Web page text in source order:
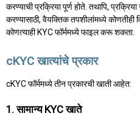
करण्याची प्रक्रिया पूर्ण होते. तथापि,
करण्यासाठी, वैयक्तिक तपशीलांमध्ये कोणतीही
कोणत्याही KYC फॉर्ममध्ये फाइल करू शकता.
cKYC खात्यांचे प्रकार
cKYC फॉर्ममध्ये तीन प्रकारची खाती आहेत:
1. सामान्य KYC खाते